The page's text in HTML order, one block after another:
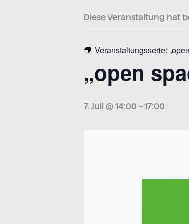
Diese Veranstaltung hat
Veranstaltungsserie:
„open
7. Juli @ 14:00 - 17:00